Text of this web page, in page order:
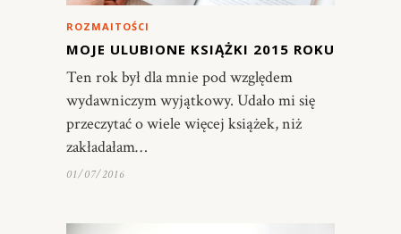
ROZMAITOŚCI
MOJE ULUBIONE KSIĄŻKI 2015 ROKU
Ten rok był dla mnie pod względem
wydawniczym wyjątkowy. Udało mi się
przeczytać o wiele więcej książek, niż
zakładałam…
01/07/2016